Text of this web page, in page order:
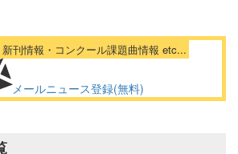
刊情報・コンクール課題曲情報 etc...
メールニュース登録(無料)